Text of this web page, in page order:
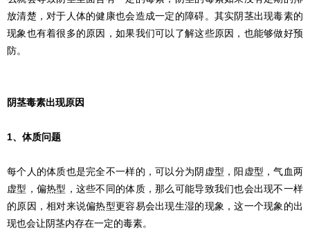
放清楚，对于人体的健康也会造成一定的障碍。其实阴茎出现毒素的
现象也有着很多的原因，如果我们可以了解这些原因，也能够做好预
防。
阴茎毒素出现原因
1、体质问题
每个人的体质也是完全不一样的，可以分为阴虚型，阳虚型，气血两
虚型，偏热型，这些不同的体质，那么可能导致我们也会出现不一样
的原因，相对来说偏热型更容易会出现生湿的现象，这一个现象的出
现也会让阴茎内存在一定的毒素。